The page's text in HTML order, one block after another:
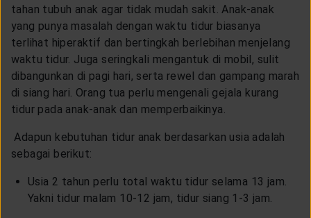
tahan tubuh anak agar tidak mudah sakit. Anak-anak
yang punya masalah dengan waktu tidur biasanya
terlihat hiperaktif dan bertingkah berlebihan menjelang
waktu tidur. Juga seringkali mengantuk di mobil, sulit
dibangunkan di pagi hari, serta rewel dan gampang marah
di siang hari. Orang tua perlu mengenali gejala kurang
tidur pada anak-anak dan memperbaikinya.
Adapun kebutuhan tidur anak berdasarkan usia adalah
sebagai berikut:
Usia 2 tahun perlu total waktu tidur selama 13 jam.
Yakni tidur malam 10-12 jam, tidur siang 1-3 jam.